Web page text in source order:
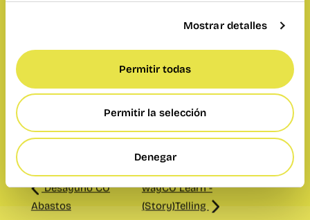
Mostrar detalles
Permitir todas
Permitir la selección
Denegar
Añadir a calendario
Abastos
(Story)Telling